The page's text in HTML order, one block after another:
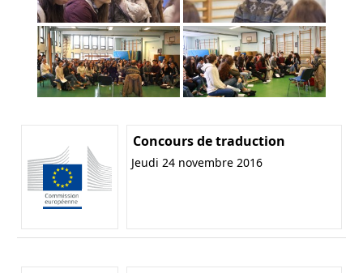
Concours de traduction
Jeudi 24 novembre 2016